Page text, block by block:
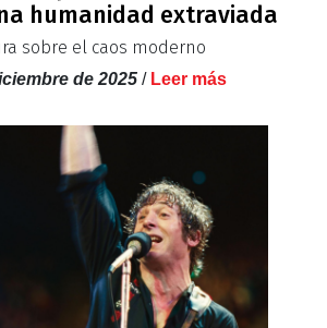
humanidad extraviada
sobre el caos moderno
de 2025 / Leer más